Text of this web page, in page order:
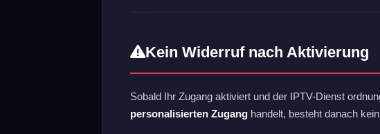
Kein Widerruf nach Aktivierung
Sobald Ihr Zugang aktiviert und der IPTV-Dienst
personalisierten Zugang handelt, besteht danach